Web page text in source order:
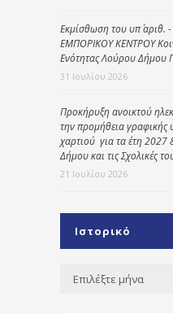
Εκμίσθωση του υπ΄ αριθ.
ΕΜΠΟΡΙΚΟΥ ΚΕΝΤΡΟΥ
Ενότητας Λούρου Δήμου
31 Ιουλίου 2026
Προκήρυξη ανοικτού
την προμήθεια γραφικής
χαρτιού για τα έτη 2027
Δήμου και τις Σχολικές
21 Ιουλίου 2026
Ιστορικό
Ιστορικό